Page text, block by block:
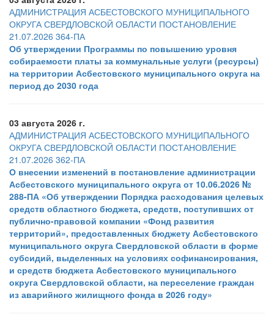
АДМИНИСТРАЦИЯ АСБЕСТОВСКОГО МУНИЦИПАЛЬНОГО
ОКРУГА СВЕРДЛОВСКОЙ ОБЛАСТИ ПОСТАНОВЛЕНИЕ
21.07.2026 364-ПА
Об утверждении Программы по повышению уровня
собираемости платы за коммунальные услуги (ресурсы)
на территории Асбестовского муниципального округа на
период до 2030 года
03 августа 2026 г.
АДМИНИСТРАЦИЯ АСБЕСТОВСКОГО МУНИЦИПАЛЬНОГО
ОКРУГА СВЕРДЛОВСКОЙ ОБЛАСТИ ПОСТАНОВЛЕНИЕ
21.07.2026 362-ПА
О внесении изменений в постановление администрации
Асбестовского муниципального округа от 10.06.2026 №
288-ПА «Об утверждении Порядка расходования целевых
средств областного бюджета, средств, поступивших от
публично-правовой компании «Фонд развития
территорий», предоставленных бюджету Асбестовского
муниципального округа Свердловской области в форме
субсидий, выделенных на условиях софинансирования,
и средств бюджета Асбестовского муниципального
округа Свердловской области, на переселение граждан
из аварийного жилищного фонда в 2026 году»